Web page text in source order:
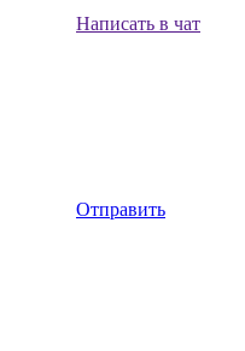
Написать в чат
Отправить